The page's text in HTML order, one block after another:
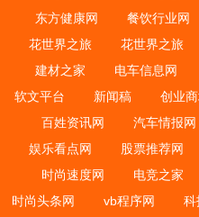
东方健康网
餐饮行业网
花世界之旅
花世界之旅
建材之家
电车信息网
软文平台
新闻稿 创业
百姓资讯网
汽车情报网
娱乐看点网
股票推荐网
时尚速度网
电竞之家
时尚头条网
vb程序网 科